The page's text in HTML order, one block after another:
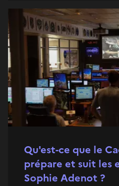
Qu'est-ce que le
prépare et suit les
Sophie Adenot ?